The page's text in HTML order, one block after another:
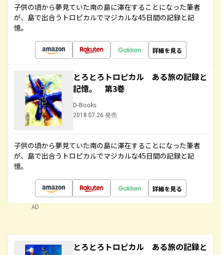
子供の頃から夢見ていた南の島に滞在することになった筆者
が、島で出合うトロピカルでマジカルな45日間の記録と記
憶。
詳細を見る
とろとろトロピカル ある旅の記録と
記憶。 第3巻
D-Books
2018.07.26 発売
子供の頃から夢見ていた南の島に滞在することになった筆者
が、島で出合うトロピカルでマジカルな45日間の記録と記
憶。
詳細を見る
AD
とろとろトロピカル ある旅の記録と